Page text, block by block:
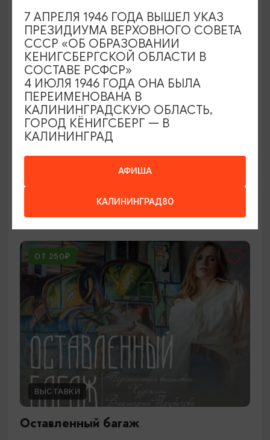
КОНЦЕРТЫ
Мероприятия в Доме-музее Германа
Брахерта в августе
Светлогорск, Дом-музей Германа Брахерта
ОТ 250₽
ВЫСТАВКИ
Оставленный багаж
АФИША
КАЛИНИНГРАД80
7 АПРЕЛЯ 1946 ГОДА ВЫШЕЛ УКАЗ
ПРЕЗИДИУМА ВЕРХОВНОГО СОВЕТА
СССР «ОБ ОБРАЗОВАНИИ
КЕНИГСБЕРГСКОЙ ОБЛАСТИ В
СОСТАВЕ РСФСР»
4 ИЮЛЯ 1946 ГОДА ОНА БЫЛА
ПЕРЕИМЕНОВАНА В
КАЛИНИНГРАДСКУЮ ОБЛАСТЬ,
ГОРОД КЁНИГСБЕРГ — В
КАЛИНИНГРАД